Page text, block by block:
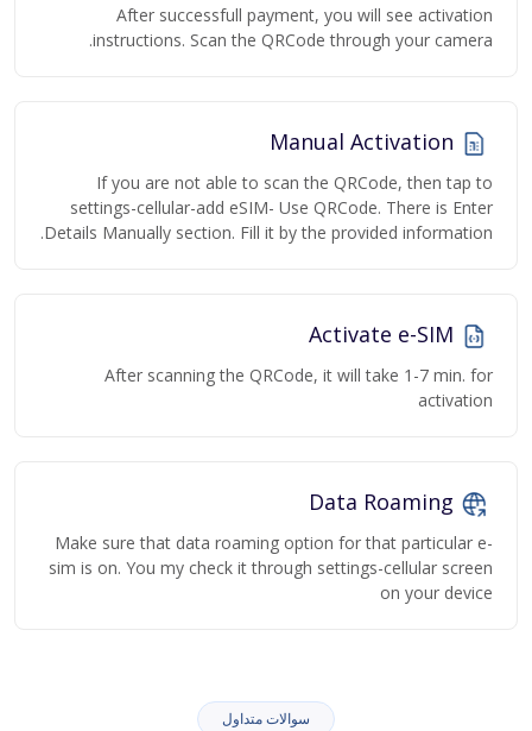
After successfull payment, you will see activation
instructions. Scan the QRCode through your camera.
If you are not able to scan the QRCode, then tap to
settings-cellular-add eSIM- Use QRCode. There is Enter
Details Manually section. Fill it by the provided information.
After scanning the QRCode, it will take 1-7 min. for
activation
Make sure that data roaming option for that particular e-
sim is on. You my check it through settings-cellular screen
on your device
سوالات متداول